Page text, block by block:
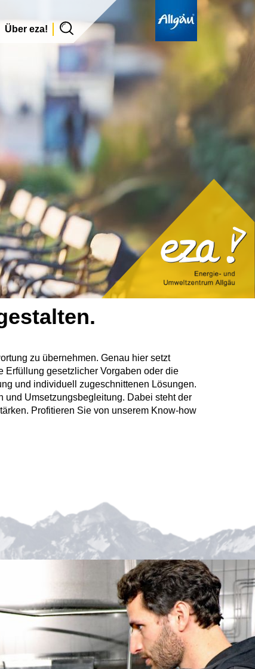
Über eza!
zu übernehmen. Genau hier setzt
Erfüllung gesetzlicher Vorgaben oder die
und individuell zugeschnittenen Lösungen.
und Umsetzungsbegleitung. Dabei steht der
Profitieren Sie von unserem Know-how